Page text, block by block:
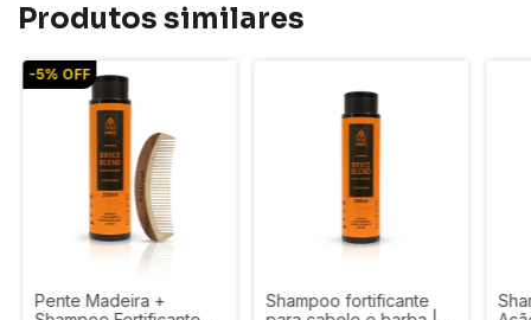
Produtos similares
Pente Madeira +
-5% OFF
Shampoo fortificante